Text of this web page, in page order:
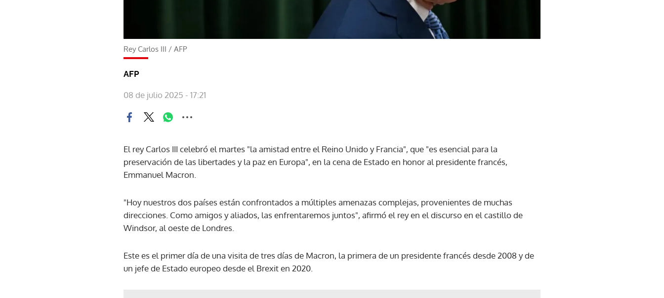
Rey Carlos III / AFP
AFP
08 de julio 2025 - 17:21
El rey Carlos III celebró el martes "la amistad entre el Reino Unido y Francia", que "es esencial para la
preservación de las libertades y la paz en Europa", en la cena de Estado en honor al presidente francés,
Emmanuel Macron.
"Hoy nuestros dos países están confrontados a múltiples amenazas complejas, provenientes de muchas
direcciones. Como amigos y aliados, las enfrentaremos juntos", afirmó el rey en el discurso en el castillo de
Windsor, al oeste de Londres.
Este es el primer día de una visita de tres días de Macron, la primera de un presidente francés desde 2008 y de
un jefe de Estado europeo desde el Brexit en 2020.